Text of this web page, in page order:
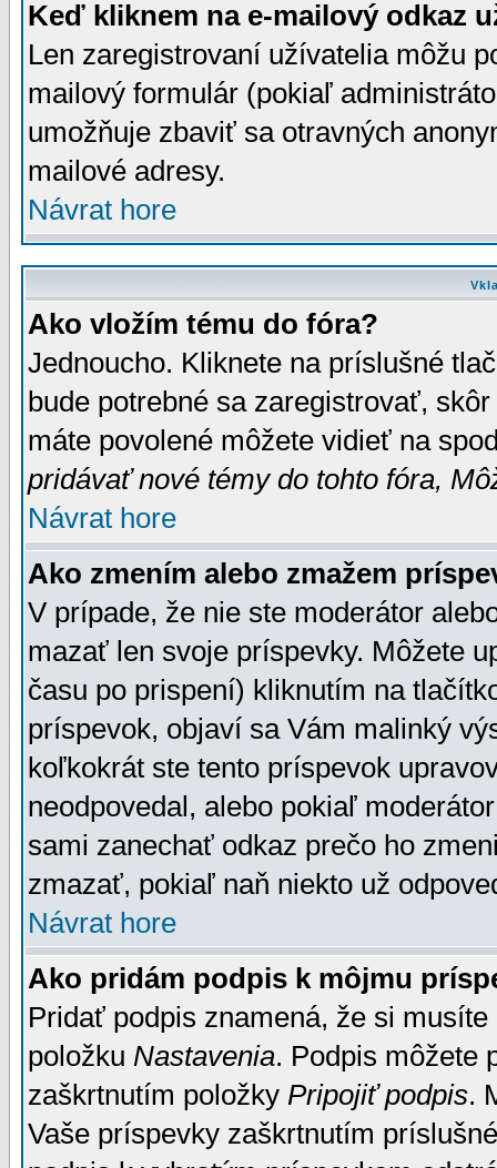
Keď kliknem na e-mailový odkaz
Len zaregistrovaní užívatelia môžu
mailový formulár (pokiaľ
umožňuje zbaviť sa otravných
mailové adresy.
Návrat hore
Ako vložím tému do fóra?
Jednoucho. Kliknete na príslušné
bude potrebné sa zaregistrovať,
máte povolené môžete vidieť na
pridávať nové témy do tohto fóra,
Návrat hore
Ako zmením alebo zmažem
V prípade, že nie ste moderátor
mazať len svoje príspevky. Môžete
času po prispení) kliknutím na
príspevok, objaví sa Vám malinký
koľkokrát ste tento príspevok
neodpovedal, alebo pokiaľ
sami zanechať odkaz prečo ho
zmazať, pokiaľ naň niekto už
Návrat hore
Ako pridám podpis k môjmu
Pridať podpis znamená, že si
položku Nastavenia. Podpis môžete
zaškrtnutím položky Pripojiť podpis.
Vaše príspevky zaškrtnutím